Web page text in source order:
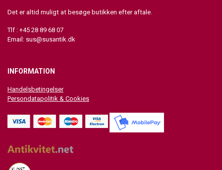
Det er altid muligt at besøge butikken efter aftale.
Tlf : +45 28 89 68 07
Email: sus@susantik.dk
INFORMATION
Handelsbetingelser
Persondatapolitik & Cookies